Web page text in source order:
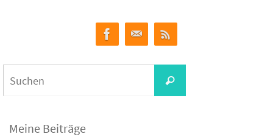
Suchen
Meine Beiträge